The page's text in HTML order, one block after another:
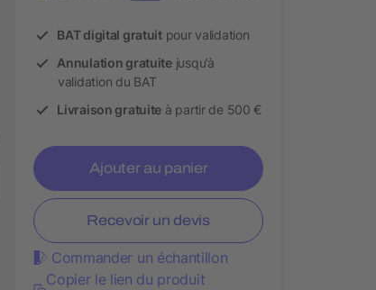
BAT digital gratuitpour validation
Annulation gratuitejusqu’à
validation du BAT
Livraison gratuite à partir de 500 €
Ajouter au panier
Recevoir un devis
Commander un échantillon
Copier le lien du produit